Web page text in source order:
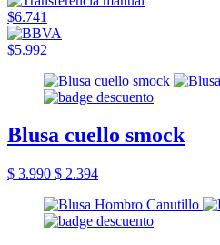
$6.741
$5.992
Blusa cuello smock
$ 3.990 $ 2.394